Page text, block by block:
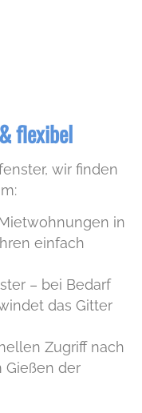
flexibel
wir finden
in
einfach
– bei Bedarf
das Gitter
Zugriff nach
Gießen der